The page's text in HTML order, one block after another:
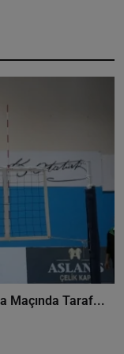
Maçında Taraf...